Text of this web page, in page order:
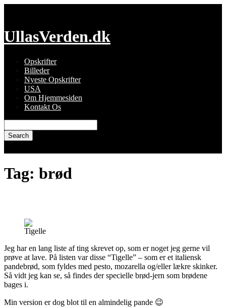
UllasVerden.dk
Opskrifter
Billeder
Nyeste Opskrifter
USA
Om Hjemmesiden
Kontakt Os
for:
Tag: brød
Tigelle
Jeg har en lang liste af ting skrevet op, som er noget jeg gerne vil
prøve at lave. På listen var disse “Tigelle” – som er et italiensk
pandebrød, som fyldes med pesto, mozarella og/eller lækre skinker.
Så vidt jeg kan se, så findes der specielle brød-jern som brødene
bages i.
Min version er dog blot til en almindelig pande 😉